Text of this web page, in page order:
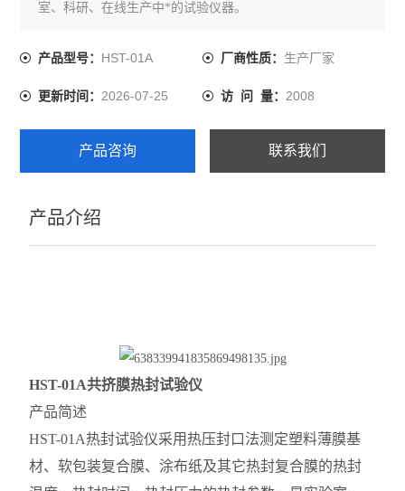
室、科研、在线生产中*的试验仪器。
产品型号： HST-01A 厂商性质： 生产厂家
更新时间：2026-07-25 访 问 量： 2008
产品咨询 联系我们
产品介绍
HST-01A共挤膜热封试验仪
产品简述
HST-01A热封试验仪采用热压封口法测定塑料薄膜基
材、软包装复合膜、涂布纸及其它热封复合膜的热封